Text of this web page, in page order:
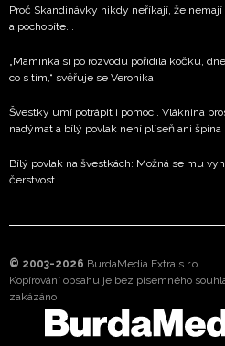
Proč Skandinávky nikdy neříkají, že
a pochopíte...
„Maminka si po rozvodu pořídila kočku,
co s tím,“ svěřuje se Veronika
Švestky umí potrápit i pomoci. Vláknina
nadýmat a bílý povlak není plíseň ani špína
Bílý povlak na švestkách: Možná se mu
čerstvost
© 2003-2026 BurdaMedia Extra s.r.o.
Kopírování obsahu je bez písemného
zakázáno